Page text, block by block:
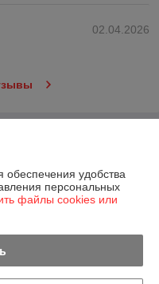
02.04.2026
удобства
персональных
файлы cookies или